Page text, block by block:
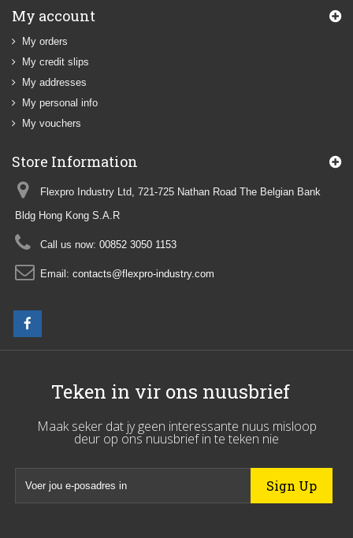
My account
My orders
My credit slips
My addresses
My personal info
My vouchers
Store Information
Flexpro Industry Ltd, 721-725 Nathan Road The Belgian Bank
Bldg Hong Kong S.A.R
Call us now: 00852 3050 1153
Email: contacts@flexpro-industry.com
Teken in vir ons nuusbrief
Maak seker dat jy geen interessante nuus misloop
deur op ons nuusbrief in te teken nie